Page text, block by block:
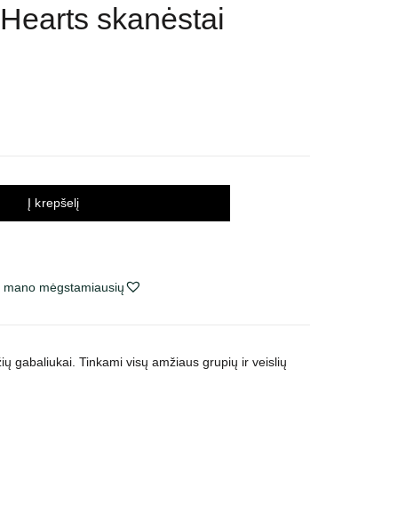
skanėstai
Į krepšelį
mėgstamiausių
gabaliukai. Tinkami visų amžiaus grupių ir veislių